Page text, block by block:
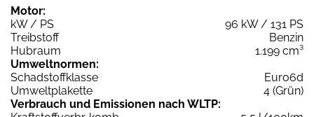
Motor:
kW / PS
96 kW / 131 PS
Treibstoff
Benzin
Hubraum
1.199 cm³
Umweltnormen:
Schadstoffklasse
Euro6d
Umweltplakette
4 (Grün)
Verbrauch und Emissionen nach WLTP: